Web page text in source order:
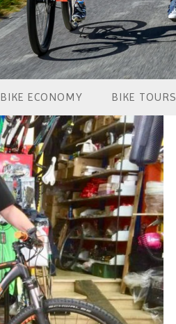
BIKE ECONOMY BIKE TOURS